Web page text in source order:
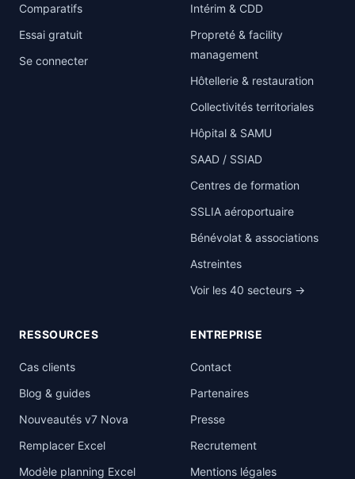
Comparatifs
Essai gratuit
Se connecter
Intérim & CDD
Propreté & facility
management
Hôtellerie & restauration
Collectivités territoriales
Hôpital & SAMU
SAAD / SSIAD
Centres de formation
SSLIA aéroportuaire
Bénévolat & associations
Astreintes
Voir les 40 secteurs →
RESSOURCES
Cas clients
Blog & guides
Nouveautés v7 Nova
Remplacer Excel
Modèle planning Excel
ENTREPRISE
Contact
Partenaires
Presse
Recrutement
Mentions légales